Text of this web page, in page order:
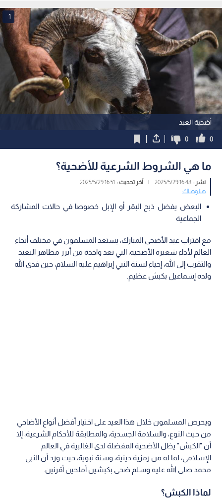
أضحية العيد
1
0
0
ما هي الشروط الشرعية للأضحية؟
نشر :16:48 2025/5/29
| آخر تحديث : 16:51 2025/5/29
هنا وهناك
البعض يفضل ذبح البقر أو الإبل خصوصا في حالات المشاركة
الجماعية
مع اقتراب عيد الأضحى المبارك، يستعد المسلمون في مختلف أنحاء
العالم لأداء شعيرة الأضحية، التي تعد واحدة من أبرز مظاهر التعبد
والتقرب إلى الله، إحياء لسنة النبي إبراهيم عليه السلام، حين فدى الله
ولده إسماعيل بكبش عظيم.
ويحرص المسلمون خلال هذا العيد على اختيار أفضل أنواع الأضاحي
من حيث النوع، والسلامة الجسدية، والمطابقة للأحكام الشرعية، إلا
أن "الكبش" يظل الأضحية المفضلة لدى الغالبية في العالم
الإسلامي، لما له من رمزية دينية، وسنة نبوية، حيث ورد أن النبي
محمد صلى الله عليه وسلم ضحى بكبشين أملحين أقرنين.
لماذا الكبش؟